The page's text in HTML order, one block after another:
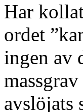
Har
ordet
ingen av
avslöjats